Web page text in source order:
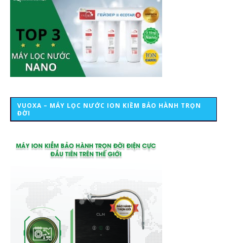
VUOXA – MÁY LỌC NƯỚC ION KIỀM BẢO HÀNH TRỌN
ĐỜI